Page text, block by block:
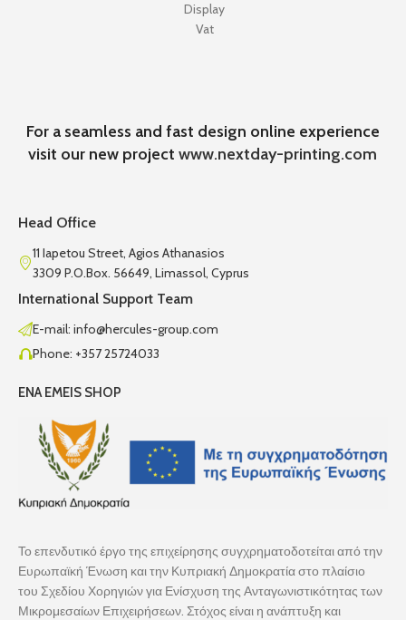
Vat
Display
For a seamless and fast design online experience
visit our new projectwww.nextday-printing.com
Head Office
11 Iapetou Street, Agios Athanasios
3309 P.O.Box. 56649, Limassol, Cyprus
International Support Team
E-mail: info@hercules-group.com
Phone: +357 25724033
ENA EMEIS SHOP
Το επενδυτικό έργο της επιχείρησης συγχρηματοδοτείται από την
Ευρωπαϊκή Ένωση και την Κυπριακή Δημοκρατία στο πλαίσιο
του Σχεδίου Χορηγιών για Ενίσχυση της Ανταγωνιστικότητας των
Μικρομεσαίων Επιχειρήσεων. Στόχος είναι η ανάπτυξη και